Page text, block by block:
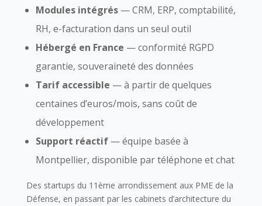
Modules intégrés— CRM, ERP, comptabilité,
RH, e-facturation dans un seul outil
Hébergé en France — conformité RGPD
garantie, souveraineté des données
Tarif accessible — à partir de quelques
centaines d’euros/mois, sans coût de
développement
Support réactif— équipe basée à
Montpellier, disponible par téléphone et chat
Des startups du 11ème arrondissement aux PME de la
Défense, en passant par les cabinets d’architecture du